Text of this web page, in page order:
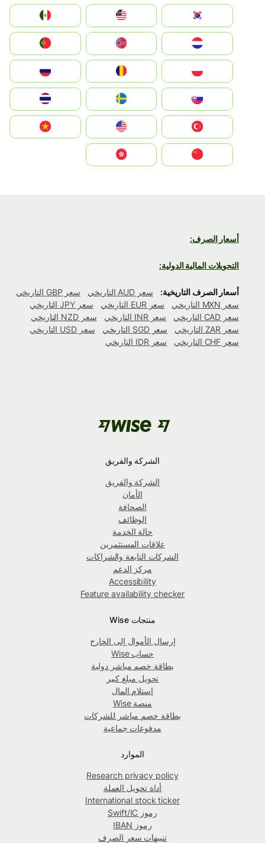
South Korea
Nederland
Portugal
România
Slovensko
United States
Vietnam
أسعار الصرف:
التحويلات المالية الدولية:
أسعار الصرف التاريخية: سعر AUD التاريخي
سعر GBP التاريخي
سعر MXN التاريخي
سعر EUR التاريخي
سعر JPY التاريخي
سعر CAD التاريخي
سعر INR التاريخي
سعر NZD التاريخي
سعر ZAR التاريخي
سعر SGD التاريخي
سعر USD التاريخي
سعر CHF التاريخي
سعر IDR التاريخي
الشركة والفريق
الشركة والفريق
الأمان
الصحافة
الوظائف
حالة الخدمة
علاقات المستثمرين
الشركات التابعة والشراكات
مركز الدعم
Accessibility
Feature availability checker
منتجات Wise
إرسال الأموال إلى الخارج
حساب Wise
بطاقة خصم مباشر دولية
تحويل مبلغ كبير
استلام المال
منصة Wise
بطاقة خصم مباشر للشركات
مدفوعات جماعية
الموارد
Research privacy policy
أداة تحويل العملة
International stock ticker
رموز Swift/IC
رموز IBAN
تنبيهات سعر الصرف